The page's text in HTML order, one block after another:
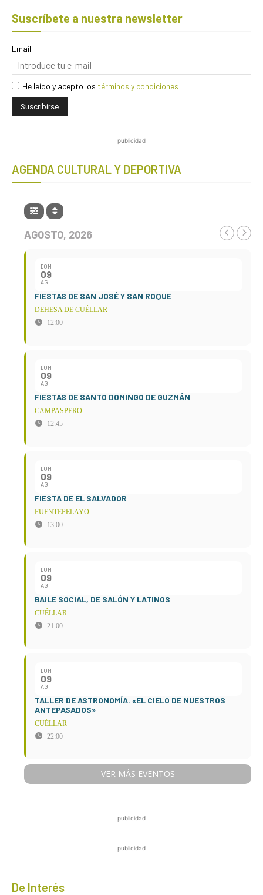
Suscríbete a nuestra newsletter
Email
He leído y acepto los términos y condiciones
publicidad
AGENDA CULTURAL Y DEPORTIVA
AGOSTO, 2026
DOM
09
AG
FIESTAS DE SAN JOSÉ Y SAN ROQUE
DEHESA DE CUÉLLAR
12:00
DOM
09
AG
FIESTAS DE SANTO DOMINGO DE GUZMÁN
CAMPASPERO
12:45
DOM
09
AG
FIESTA DE EL SALVADOR
FUENTEPELAYO
13:00
DOM
09
AG
BAILE SOCIAL, DE SALÓN Y LATINOS
CUÉLLAR
21:00
DOM
09
AG
TALLER DE ASTRONOMÍA. «EL CIELO DE NUESTROS
ANTEPASADOS»
CUÉLLAR
22:00
VER MÁS EVENTOS
publicidad
publicidad
De Interés